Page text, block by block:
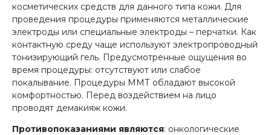
косметических средств для данного типа кожи. Для
проведения процедуры применяются металлические
электроды или специальные электроды – перчатки. Как
контактную среду чаще используют электропроводный
тонизирующий гель. Предусмотренные ощущения во
время процедуры: отсутствуют или слабое
покалывание. Процедуры ММТ обладают высокой
комфортностью. Перед воздействием на лицо
проводят демакияж кожи.
Противопоказаниями являются: онкологические